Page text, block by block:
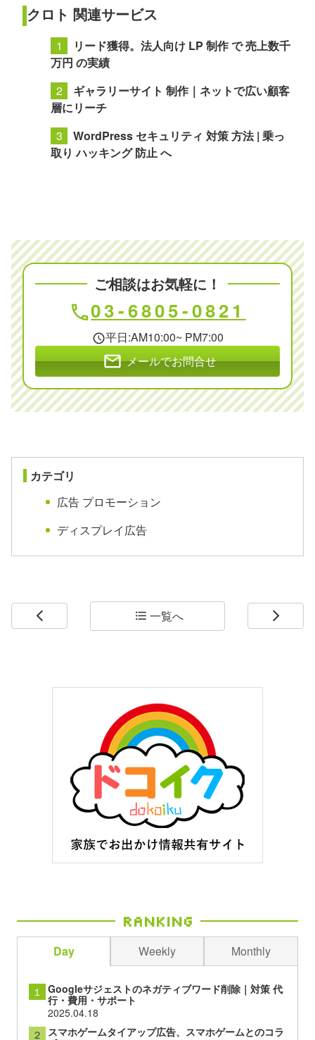
クロト 関連サービス
リード獲得。法人向け LP 制作 で 売上数千
万円 の実績
ギャラリーサイト 制作｜ネットで広い顧客
層にリーチ
WordPress セキュリティ 対策 方法 | 乗っ
取り ハッキング 防止 へ
ご相談はお気軽に！
phone03-6805-0821
schedule平日:AM10:00~ PM7:00
mail メールでお問合せ
カテゴリ
広告 プロモーション
ディスプレイ広告
arrow_back_ios format_list_bulleted 一覧へ arrow_forward_ios
Ranking
Day Weekly Monthly
１
Googleサジェストのネガティブワード削除｜対策 代
行・費用・サポート
2025.04.18
２
スマホゲームタイアップ広告、スマホゲームとのコラ